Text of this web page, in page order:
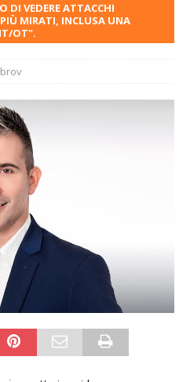
DI VEDERE ATTACCHI
MIRATI, INCLUSA UNA
IT/OT".